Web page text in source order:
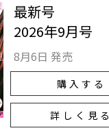
最新号
2026年9月号
8月6日 発売
購入する
詳しく見る